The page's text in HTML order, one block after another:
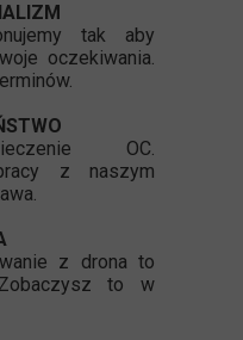
tak aby
oczekiwania.
OC.
z naszym
z drona to
to w